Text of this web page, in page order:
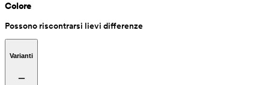
Colore
Possono riscontrarsi lievi differenze
Varianti